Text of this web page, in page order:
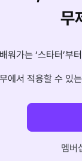
무
워가는 ‘스타터’부
에서 적용할 수 있
멤버